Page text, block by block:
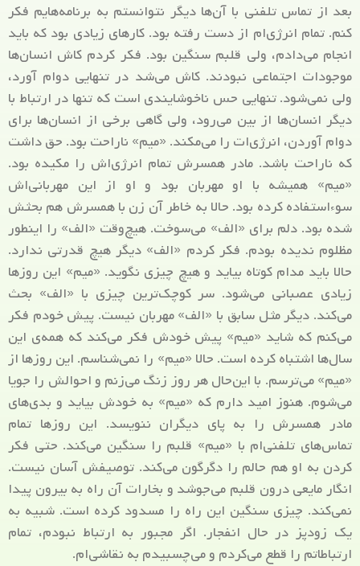
بعد از تماس تلفنی با آن‌ها دیگر نتوانستم به برنامه‌هایم فکر
کنم. تمام انرژی‌ام از دست رفته بود. کارهای زیادی بود که باید
انجام می‌دادم، ولی قلبم سنگین بود. فکر کردم کاش انسان‌ها
موجودات اجتماعی نبودند. کاش می‌شد در تنهایی دوام آورد،
ولی نمی‌شود. تنهایی حس ناخوشایندی است که تنها در ارتباط با
دیگر انسان‌ها از بین می‌رود، ولی گاهی برخی از انسان‌ها برای
دوام آوردن، انرژی‌ات را می‌مکند. «میم» ناراحت بود. حق داشت
که ناراحت باشد. مادر همسرش تمام انرژی‌اش را مکیده بود.
«میم» همیشه با او مهربان بود و او از این مهربانی‌اش
سوءاستفاده کرده بود. حالا به خاطر آن زن با همسرش هم بحثش
شده بود. دلم برای «الف» می‌سوخت. هیچ‌وقت «الف» را اینطور
مظلوم ندیده بودم. فکر کردم «الف» دیگر هیچ قدرتی ندارد.
حالا باید مدام کوتاه بیاید و هیچ چیزی نگوید. «میم» این روزها
زیادی عصبانی می‌شود. سر کوچک‌ترین چیزی با «الف» بحث
می‌کند. دیگر مثل سابق با «الف» مهربان نیست. پیش خودم فکر
می‌کنم که شاید «میم» پیش خودش فکر می‌کند که همه‌ی این
سال‌ها اشتباه کرده است. حالا «میم» را نمی‌شناسم. این روزها از
«میم» می‌ترسم. با این‌حال هر روز زنگ می‌زنم و احوالش را جویا
می‌شوم. هنوز امید دارم که «میم» به خودش بیاید و بدی‌های
مادر همسرش را به پای دیگران ننویسد. این روزها تمام
تماس‌های تلفنی‌ام با «میم» قلبم را سنگین می‌کند. حتی فکر
کردن به او هم حالم را دگرگون می‌کند. توصیفش آسان نیست.
انگار مایعی درون قلبم می‌جوشد و بخارات آن راه به بیرون پیدا
نمی‌کند. چیزی سنگین این راه را مسدود کرده است. شبیه به
یک زود‌پز در حال انفجار. اگر مجبور به ارتباط نبودم، تمام
ارتباطاتم را قطع می‌کردم و می‌چسبیدم به نقاشی‌ام.